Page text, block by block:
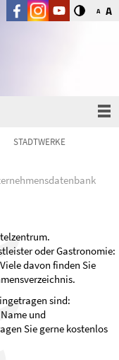
A A
STADTWERKE
oder Gastronomie:
davon finden Sie
sind:
und
Sie gerne kostenlos